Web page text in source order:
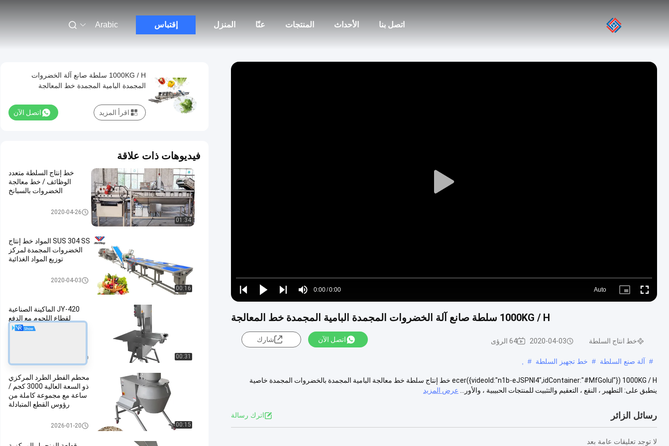
المنزل عنّا المنتجات الأحداث اتصل بنا إقتباس Arabic
Play
Play
Play
Play
Mute
Time
0:00/0:00
Loaded:
0%
Auto
Picture- Fullscreen
1000KG / H سلطة صانع آلة الخضروات المجمدة البامية المجمدة خط المعالجة
خط انتاج السلطة 2020-04-03 64 الرؤى اتصل الآن شارك
# آلة صنع السلطة # خط تجهيز السلطة #
ecer({videoId:"n1b-eJSPNl4",idContainer:"#MfGolul"}) 1000KG / H خط إنتاج سلطة خط معالجة البامية المجمدة بالخضروات المجمدة خاصية
ينطبق على: التطهير ، النقع ، التعقيم والتثبيت للمنتجات الحبيبية ، والأور...
عرض المزيد
رسائل الزائر اترك رسالة
لا توجد تعليقات عامة بعد
1000KG / H سلطة صانع آلة الخضروات
المجمدة البامية المجمدة خط المعالجة
اتصل الآن اقرأ المزيد
فيديوهات ذات علاقة
01:34
خط إنتاج السلطة متعدد
الوظائف / خط معالجة
الخضروات بالسبانخ
2020-04-26
00:16
SUS 304 SS المواد خط إنتاج
الخضروات المجمدة لمركز
توزيع المواد الغذائية
2020-04-03
00:31
JY-420 الماكينة الصناعية
لقطاع اللحوم مع الدفع
الجانبي الأيسر لمعالجات
00:15
محطم الفطر الطرد المركزي
ذو السعة العالية 3000 كجم /
ساعة مع مجموعة كاملة من
رؤوس القطع المتبادلة
معدات تجهيز الخضروات2026-01-20